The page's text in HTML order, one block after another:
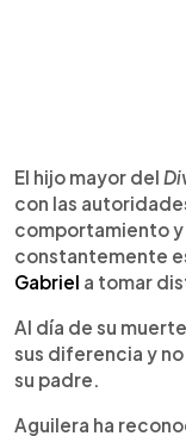
El hijo mayor del
con las
comportamiento y
constantemente
Gabriel a tomar
Al día de su
sus diferencia y
su padre.
Aguilera ha